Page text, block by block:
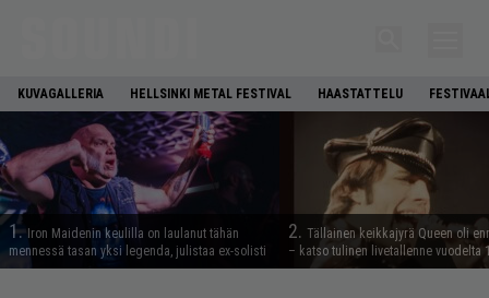
KUVAGALLERIA HELLSINKI METAL FESTIVAL HAASTATTELU
1. Iron Maidenin keulilla on laulanut tähän
mennessä tasan yksi legenda, julistaa ex-solisti
2. Tällainen keikkajyrä Queen oli
– katso tulinen livetallenne vuodelta